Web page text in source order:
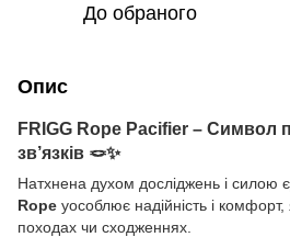
До обраного
Опис
FRIGG Rope Pacifier – Символ
зв’язків 🪢✨
Натхнена духом досліджень і силою
Rope уособлює надійність і
походах чи сходженнях.